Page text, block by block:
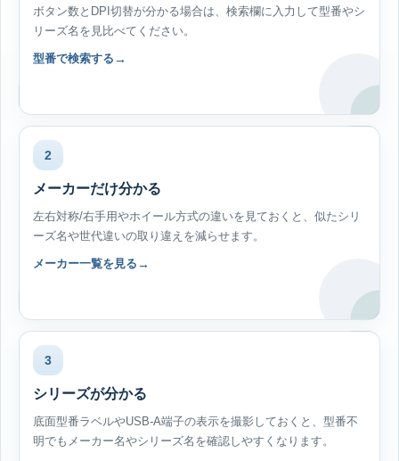
ボタン数とDPI切替が分かる場合は、検索欄に入力して型番やシ
リーズ名を見比べてください。
型番で検索する
2
メーカーだけ分かる
左右対称/右手用やホイール方式の違いを見ておくと、似たシリ
ーズ名や世代違いの取り違えを減らせます。
メーカー一覧を見る
3
シリーズが分かる
底面型番ラベルやUSB-A端子の表示を撮影しておくと、型番不
明でもメーカー名やシリーズ名を確認しやすくなります。